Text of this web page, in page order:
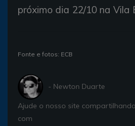
próximo dia 22/10 na Vila
Fonte e fotos: ECB
- Newton Duarte
Ajude o nosso site
com